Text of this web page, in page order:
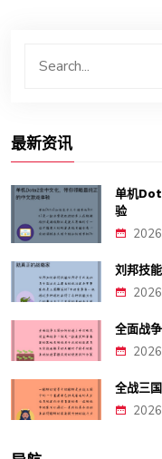
最新资讯
单机
验
刘邦技
全面战
全战三